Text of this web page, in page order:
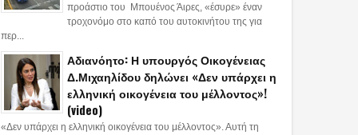
προάστιο του Μπουένος Άιρες, «έσυρε» έναν
τροχονόμο στο καπό του αυτοκινήτου της για
περ...
Αδιανόητο: Η υπουργός Οικογένειας
Δ.Μιχαηλίδου δηλώνει «Δεν υπάρχει η
ελληνική οικογένεια του μέλλοντος»!
(video)
«Δεν υπάρχει η ελληνική οικογένεια του μέλλοντος». Αυτή τη